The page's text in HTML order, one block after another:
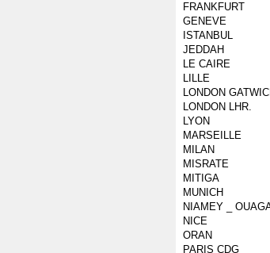
FRANKFURT
GENEVE
ISTANBUL
JEDDAH
LE CAIRE
LILLE
LONDON
LONDON LHR.
LYON
MARSEILLE
MILAN
MISRATE
MITIGA
MUNICH
NIAMEY _
NICE
ORAN
PARIS CDG